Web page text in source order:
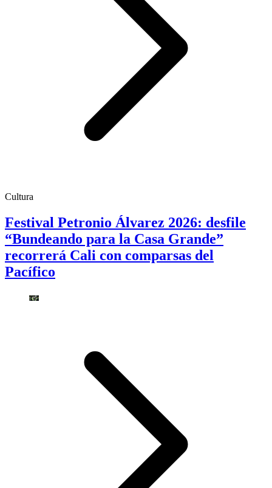
Cultura
Festival Petronio Álvarez 2026: desfile
“Bundeando para la Casa Grande”
recorrerá Cali con comparsas del
Pacífico